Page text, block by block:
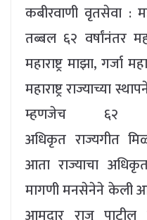
कबीरवाणी वृतसेवा :
तब्बल ६२ वर्षांनंतर
महाराष्ट्र माझा, गर्जा
महाराष्ट्र राज्याच्या
म्हणजेच ६२
अधिकृत राज्यगीत
आता राज्याचा
मागणी मनसेनेने केली